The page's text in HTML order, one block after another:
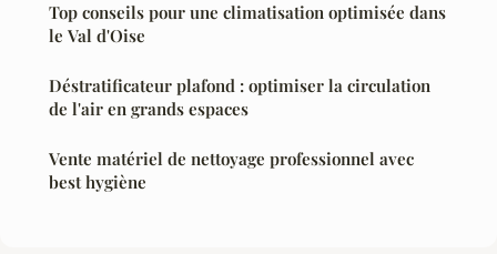
Top conseils pour une climatisation optimisée dans
le Val d'Oise
Déstratificateur plafond : optimiser la circulation
de l'air en grands espaces
Vente matériel de nettoyage professionnel avec
best hygiène